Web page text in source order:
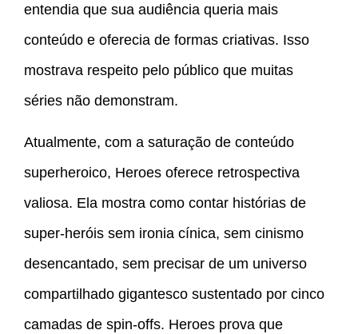
entendia que sua audiência queria mais
conteúdo e oferecia de formas criativas. Isso
mostrava respeito pelo público que muitas
séries não demonstram.
Atualmente, com a saturação de conteúdo
superheroico, Heroes oferece retrospectiva
valiosa. Ela mostra como contar histórias de
super-heróis sem ironia cínica, sem cinismo
desencantado, sem precisar de um universo
compartilhado gigantesco sustentado por cinco
camadas de spin-offs. Heroes prova que